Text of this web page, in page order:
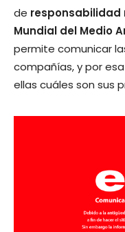
de
Mundial del Medio
permite comunicar
compañías, y por
ellas cuáles son sus